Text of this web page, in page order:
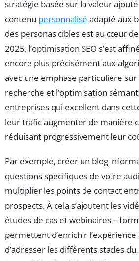
stratégie basée sur la valeur
contenu personnalisé adapté aux
des personas cibles est au cœur
2025, l’optimisation SEO s’est
encore plus précisément aux
avec une emphase particulière sur
recherche et l’optimisation
entreprises qui excellent dans
leur trafic augmenter de manière
réduisant progressivement leur
Par exemple, créer un blog
questions spécifiques de votre
multiplier les points de contact
prospects. À cela s’ajoutent les
études de cas et webinaires –
permettent d’enrichir
d’adresser les différents stades du